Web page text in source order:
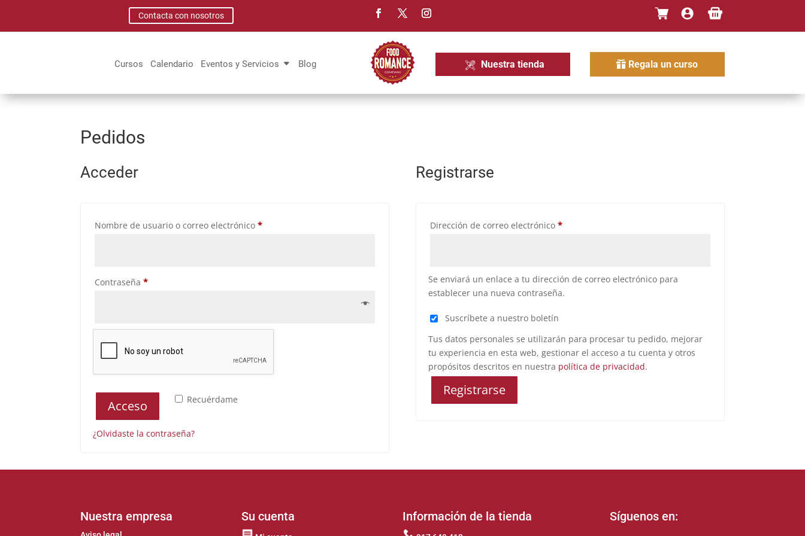
Contacta con nosotros
Cursos Calendario Eventos y Servicios Blog Nuestra tienda Regala un curso
Pedidos
Acceder
Nombre de usuario o correo electrónico*Obligatorio
Contraseña*Obligatorio
Recuérdame
Acceso
¿Olvidaste la contraseña?
Registrarse
Dirección de correo electrónico *Obligatorio
Se enviará un enlace a tu dirección de correo electrónico para
establecer una nueva contraseña.
Suscríbete a nuestro boletín
Tus datos personales se utilizarán para procesar tu pedido, mejorar
tu experiencia en esta web, gestionar el acceso a tu cuenta y otros
propósitos descritos en nuestra política de privacidad.
Registrarse
Nuestra empresa Su cuenta Información de la tienda Síguenos en: